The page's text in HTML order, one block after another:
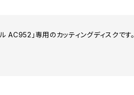
」専用のカッティングディスクです。